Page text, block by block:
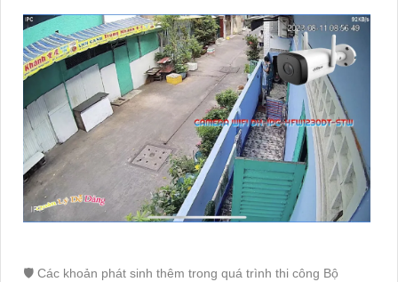
🛡 Các khoản phát sinh thêm trong quá trình thi công Bộ